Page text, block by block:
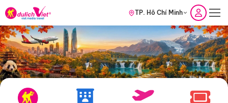
TP. Hồ Chí Minh